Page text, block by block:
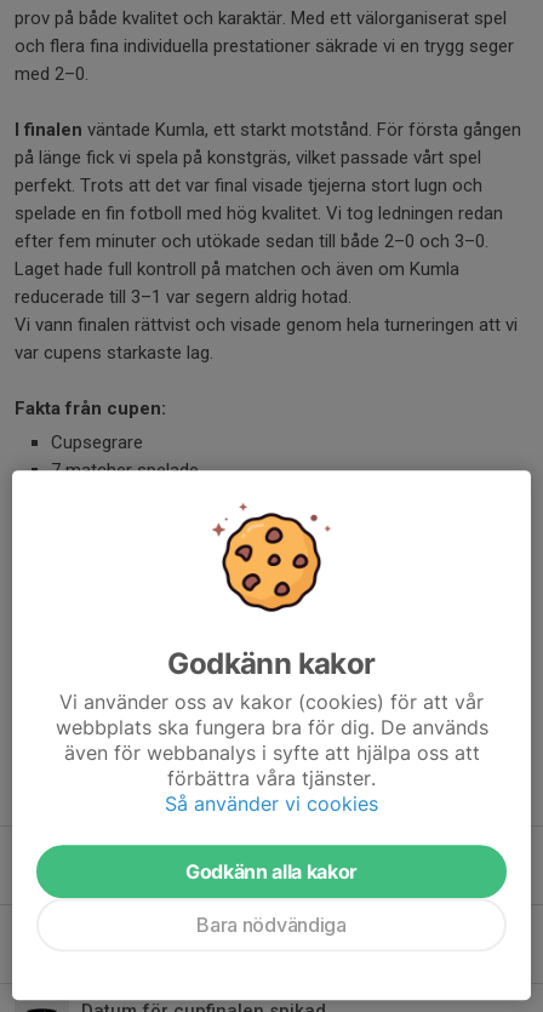
prov på både kvalitet och karaktär. Med ett välorganiserat spel
och flera fina individuella prestationer säkrade vi en trygg seger
med 2–0.
I finalen väntade Kumla, ett starkt motstånd. För första gången
på länge fick vi spela på konstgräs, vilket passade vårt spel
perfekt. Trots att det var final visade tjejerna stort lugn och
spelade en fin fotboll med hög kvalitet. Vi tog ledningen redan
efter fem minuter och utökade sedan till både 2–0 och 3–0.
Laget hade full kontroll på matchen och även om Kumla
reducerade till 3–1 var segern aldrig hotad.
Vi vann finalen rättvist och visade genom hela turneringen att vi
var cupens starkaste lag.
Fakta från cupen:
Cupsegrare
7 matcher spelade
Höll nollan i 5 av 7 matcher
Tidigare nyheter
Irma & Johan inför höstsäsongen
Fyra nya spelare klara
Godkänn kakor
Vi använder oss av kakor (cookies) för att vår
webbplats ska fungera bra för dig. De används
även för webbanalys i syfte att hjälpa oss att
förbättra våra tjänster.
Så använder vi cookies
Godkänn alla kakor
Bara nödvändiga